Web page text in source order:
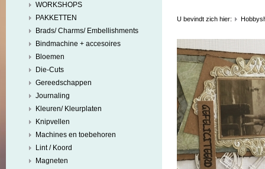
WORKSHOPS
PAKKETTEN
Brads/ Charms/ Embellishments
Bindmachine + accesoires
Bloemen
Die-Cuts
Gereedschappen
Journaling
Kleuren/ Kleurplaten
Knipvellen
Machines en toebehoren
Lint / Koord
Magneten
U bevindt zich hier: